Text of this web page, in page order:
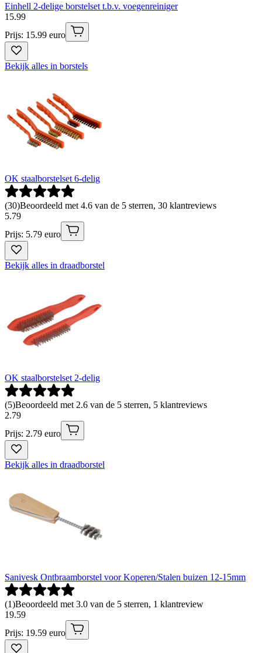
Einhell 2-delige borstelset t.b.v. voegenreiniger
15.99
Prijs: 15.99 euro
Bekijk alles in borstels
OK staalborstelset 6-delig
(30)Beoordeeld met 4.6 van de 5 sterren, 30 klantreviews
5.79
Prijs: 5.79 euro
Bekijk alles in draadborstel
OK staalborstelset 2-delig
(5)Beoordeeld met 2.6 van de 5 sterren, 5 klantreviews
2.79
Prijs: 2.79 euro
Bekijk alles in draadborstel
Sanivesk Ontbraamborstel voor Koperen/Stalen buizen 12-15mm
(1)Beoordeeld met 3.0 van de 5 sterren, 1 klantreview
19.59
Prijs: 19.59 euro